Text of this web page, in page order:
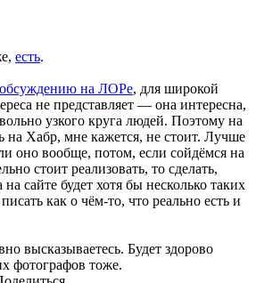
есть.
обсуждению на ЛОРе, для широкой
не представляет — она интересна,
узкого круга людей. Поэтому на
на Хабр, мне кажется, не стоит. Лучше
оно вообще, потом, если сойдёмся на
стоит реализовать, то сделать,
сайте будет хотя бы несколько таких
как о чём-то, что реально есть и
высказываетесь. Будет здорово
фотографов тоже.